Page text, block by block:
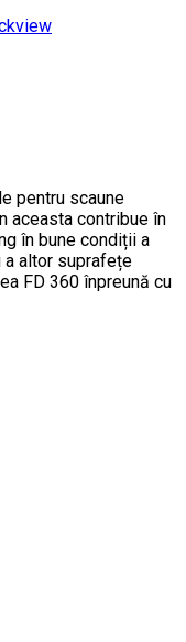
pentru scaune
aceasta contribue în
în bune condiții a
altor suprafețe
FD 360 înpreună cu